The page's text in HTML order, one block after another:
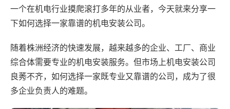
一个在机电行业摸爬滚打多年的从业者，今天就来分享一
下如何选择一家靠谱的机电安装公司。
随着株洲经济的快速发展，越来越多的企业、工厂、商业
综合体需要专业的机电安装服务。但市场上机电安装公司
良莠不齐，如何选择一家既专业又靠谱的公司，成为了很
多企业负责人的难题。